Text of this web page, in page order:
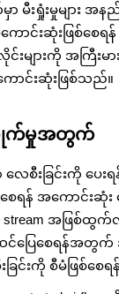
မီးရှုံးမှုများ
းဖြစ်စေရန် မီ
င်းများကို အကြီ
ာင်းဆုံးဖြစ်သည်။
ြိုက်မှုအတွက်
ေစီးခြင်းကို ပေ
အကောင်းဆုံး ရွ
stream အဖြ
စေရန်အတွက် အဆ
ခြင်းကို စီမံဖြစ်